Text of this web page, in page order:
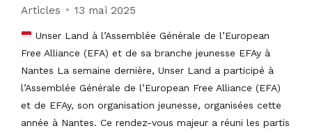
Articles 13 mai 2025
Unser Land à l’Assemblée Générale de l’European
Free Alliance (EFA) et de sa branche jeunesse EFAy à
Nantes La semaine dernière, Unser Land a participé à
l’Assemblée Générale de l’European Free Alliance (EFA)
et de EFAy, son organisation jeunesse, organisées cette
année à Nantes. Ce rendez-vous majeur a réuni les partis